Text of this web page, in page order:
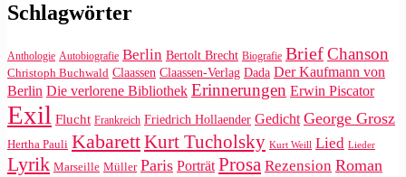
Schlagwörter
Anthologie Autobiografie Berlin Bertolt Brecht Biografie BriefChanson
Christoph Buchwald Claassen Claassen-Verlag Dada Der Kaufmann von
Berlin Die verlorene Bibliothek Erinnerungen Erwin Piscator
Exil Flucht Frankreich Friedrich Hollaender Gedicht George Grosz
Hertha Pauli KabarettKurt Tucholsky Kurt Weill Lied Lieder
Lyrik Marseille Müller Paris Porträt Prosa Rezension Roman